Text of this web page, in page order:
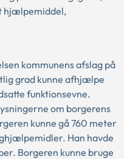
hjælpemiddel,
kommunens afslag på
grad kunne afhjælpe
funktionsevne.
om borgerens
kunne gå 760 meter
Han havde
Borgeren kunne bruge